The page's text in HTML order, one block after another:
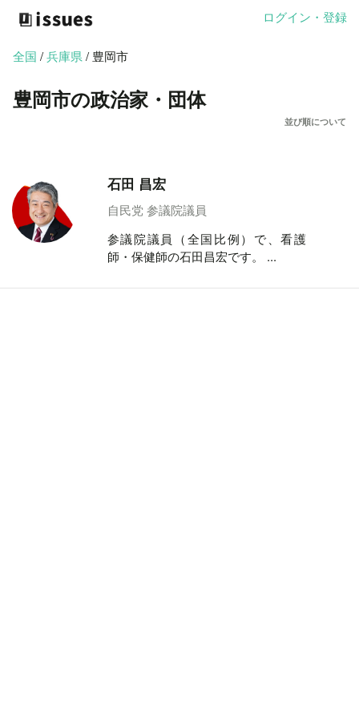
ログイン・登録
全国 /兵庫県 / 豊岡市
豊岡市の政治家・団体
並び順について
石田 昌宏
自民党 参議院議員
参議院議員（全国比例）で、看護
師・保健師の石田昌宏です。 ...